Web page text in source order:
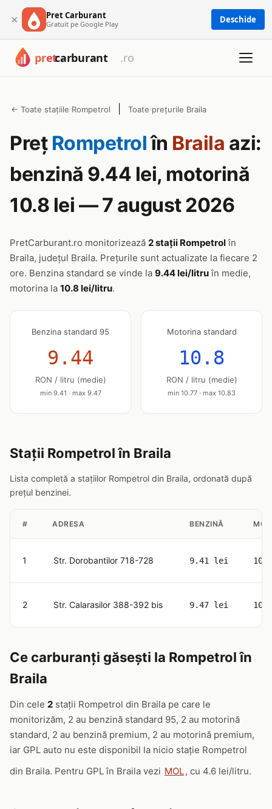
× Pret Carburant
Gratuit pe Google Play Deschide
← Toate stațiile Rompetrol Toate prețurile Braila
Preț Rompetrolîn Braila azi:
benzină 9.44 lei, motorină
10.8 lei — 7 august 2026
PretCarburant.ro monitorizează 2 stații Rompetrolîn
Braila, județul Braila. Prețurile sunt actualizate la fiecare 2
ore. Benzina standard se vinde la 9.44 lei/litruîn medie,
motorina la 10.8 lei/litru.
Benzina standard 95
9.44
RON / litru (medie)
min 9.41 · max 9.47
Motorina standard
10.8
RON / litru (medie)
min 10.77 · max 10.83
Stații Rompetrol în Braila
Lista completă a stațiilor Rompetrol din Braila, ordonată după
prețul benzinei.
# ADRESA BENZINĂ
1 Str. Dorobantilor 718-728 9.41 lei
2 Str. Calarasilor 388-392 bis 9.47 lei
Ce carburanți găsești la Rompetrol în
Braila
Din cele 2 stații Rompetrol din Braila pe care le
monitorizăm, 2 au benzină standard 95, 2 au motorină
standard, 2 au benzină premium, 2 au motorină premium,
iar GPL auto nu este disponibil la nicio stație Rompetrol
din Braila. Pentru GPL în Braila vezi MOL, cu 4.6 lei/litru.